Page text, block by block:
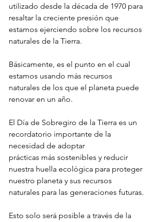
utilizado desde la década de 1970 para
resaltar la creciente presión que
estamos ejerciendo sobre los recursos
naturales de la Tierra.
Básicamente, es el punto en el cual
estamos usando más recursos
naturales de los que el planeta puede
renovar en un año.
El Día de Sobregiro de la Tierra es un
recordatorio importante de la
necesidad de adoptar
prácticas más sostenibles y reducir
nuestra huella ecológica para proteger
nuestro planeta y sus recursos
naturales para las generaciones futuras.
Esto solo será posible a través de la